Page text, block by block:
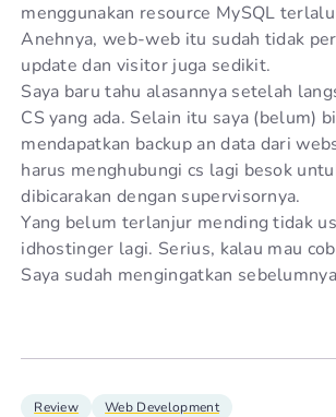
menggunakan resource MySQL
Anehnya, web-web itu sudah tidak
update dan visitor juga sedikit.
Saya baru tahu alasannya setelah
CS yang ada. Selain itu saya (belum)
mendapatkan backup an data dari
harus menghubungi cs lagi besok
dibicarakan dengan supervisornya.
Yang belum terlanjur mending tidak
idhostinger lagi. Serius, kalau mau
Saya sudah mengingatkan
Review Web Development